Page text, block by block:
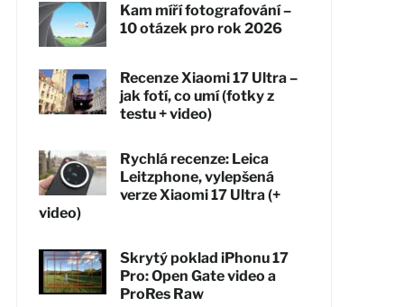
Kam míří fotografování –
10 otázek pro rok 2026
Recenze Xiaomi 17 Ultra –
jak fotí, co umí (fotky z
testu + video)
Rychlá recenze: Leica
Leitzphone, vylepšená
verze Xiaomi 17 Ultra (+
video)
Skrytý poklad iPhonu 17
Pro: Open Gate video a
ProRes Raw